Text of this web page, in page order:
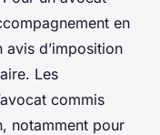
en
d’imposition
Les
commis
notamment pour